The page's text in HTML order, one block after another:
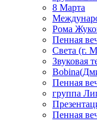
8 Марта
Рома
Пенная
Света (г.
Звуковая
Пенная
группа
Пенная